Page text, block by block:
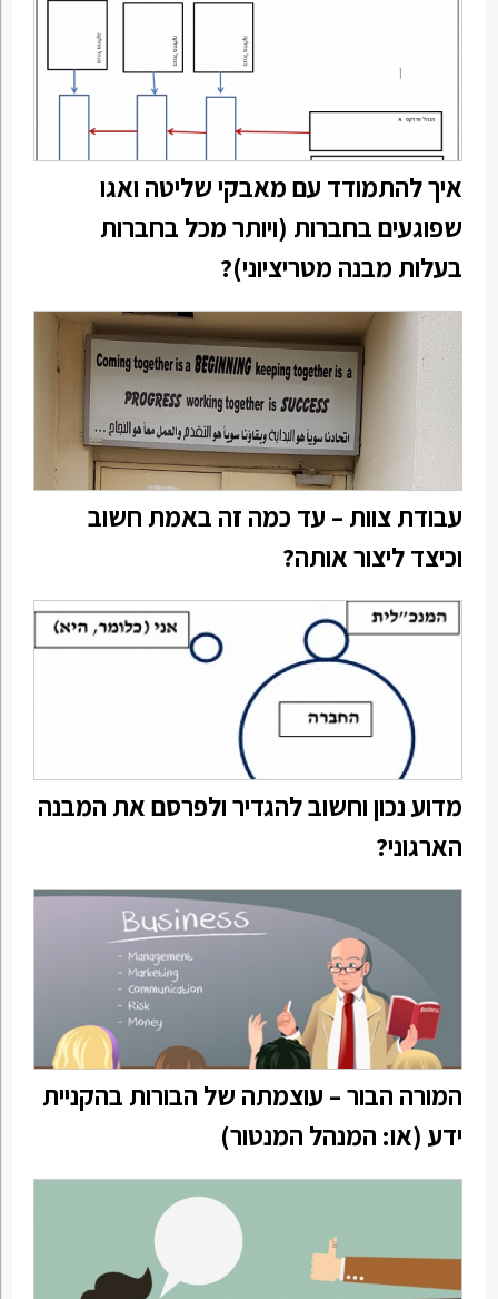
איך להתמודד עם מאבקי שליטה ואגו
שפוגעים בחברות (ויותר מכל בחברות
בעלות מבנה מטריציוני)?
עבודת צוות – עד כמה זה באמת חשוב
וכיצד ליצור אותה?
מדוע נכון וחשוב להגדיר ולפרסם את המבנה
הארגוני?
המורה הבור – עוצמתה של הבורות בהקניית
ידע (או: המנהל המנטור)